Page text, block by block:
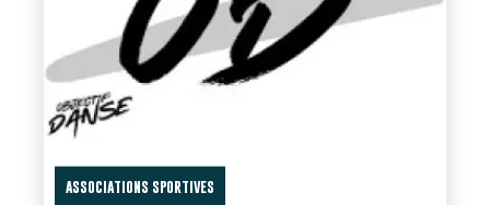
ASSOCIATIONS SPORTIVES